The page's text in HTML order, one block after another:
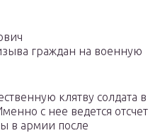
граждан на военную
клятву солдата в
с нее ведется отсчет
в армии после